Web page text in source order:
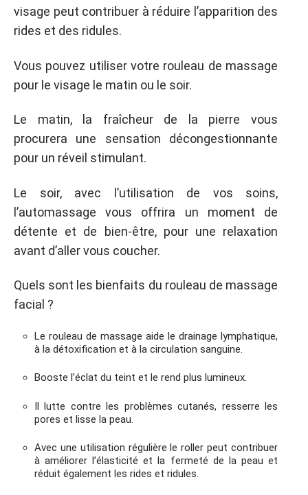
visage peut contribuer à réduire l’apparition des
rides et des ridules.
Vous pouvez utiliser votre rouleau de massage
pour le visage le matin ou le soir.
Le matin, la fraîcheur de la pierre vous
procurera une sensation décongestionnante
pour un réveil stimulant.
Le soir, avec l’utilisation de vos soins,
l’automassage vous offrira un moment de
détente et de bien-être, pour une relaxation
avant d’aller vous coucher.
Quels sont les bienfaits du rouleau de massage
facial ?
Le rouleau de massage aide le drainage lymphatique,
à la détoxification et à la circulation sanguine.
Booste l’éclat du teint et le rend plus lumineux.
Il lutte contre les problèmes cutanés, resserre les
pores et lisse la peau.
Avec une utilisation régulière le roller peut contribuer
à améliorer l’élasticité et la fermeté de la peau et
réduit également les rides et ridules.